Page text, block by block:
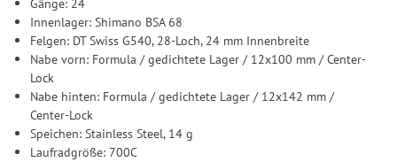
Innenlager: Shimano BSA 68
Felgen: DT Swiss G540, 28-Loch, 24 mm Innenbreite
Nabe vorn: Formula / gedichtete Lager / 12x100 mm / Center-
Lock
Nabe hinten: Formula / gedichtete Lager / 12x142 mm /
Center-Lock
Speichen: Stainless Steel, 14 g
Laufradgröße: 700C